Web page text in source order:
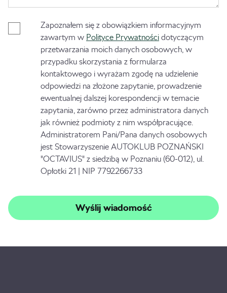
Zapoznałem się z obowiązkiem informacyjnym
zawartym w Polityce Prywatności dotyczącym
przetwarzania moich danych osobowych, w
przypadku skorzystania z formularza
kontaktowego i wyrażam zgodę na udzielenie
odpowiedzi na złożone zapytanie, prowadzenie
ewentualnej dalszej korespondencji w temacie
zapytania, zarówno przez administratora danych
jak również podmioty z nim współpracujące.
Administratorem Pani/Pana danych osobowych
jest Stowarzyszenie AUTOKLUB POZNAŃSKI
"OCTAVIUS" z siedzibą w Poznaniu (60-012), ul.
Opłotki 21 | NIP 7792266733